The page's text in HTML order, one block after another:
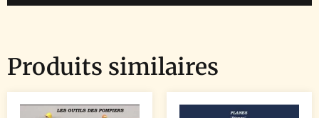
Produits similaires